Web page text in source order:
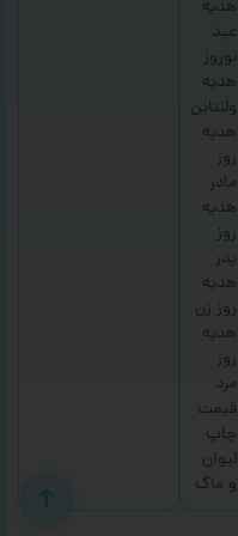
هدیه
عید
نوروز
هدیه
ولنتاین
هدیه
روز
مادر
هدیه
روز
پدر
هدیه
روز زن
هدیه
روز
مرد
قیمت
چاپ
لیوان
و ماگ